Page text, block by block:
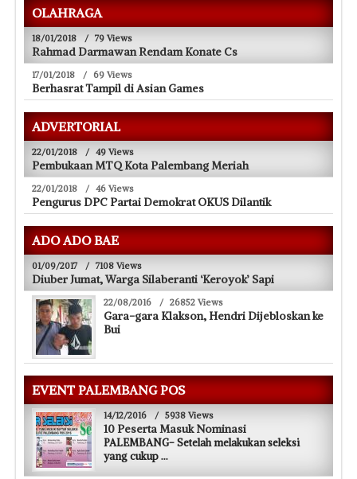
OLAHRAGA
18/01/2018 / 79 Views
Rahmad Darmawan Rendam Konate Cs
17/01/2018 / 69 Views
Berhasrat Tampil di Asian Games
ADVERTORIAL
22/01/2018 / 49 Views
Pembukaan MTQ Kota Palembang Meriah
22/01/2018 / 46 Views
Pengurus DPC Partai Demokrat OKUS Dilantik
ADO ADO BAE
01/09/2017 / 7108 Views
Diuber Jumat, Warga Silaberanti ‘Keroyok’ Sapi
22/08/2016 / 26852 Views
Gara-gara Klakson, Hendri Dijebloskan ke
Bui
EVENT PALEMBANG POS
14/12/2016 / 5938 Views
10 Peserta Masuk Nominasi
PALEMBANG- Setelah melakukan seleksi
yang cukup...